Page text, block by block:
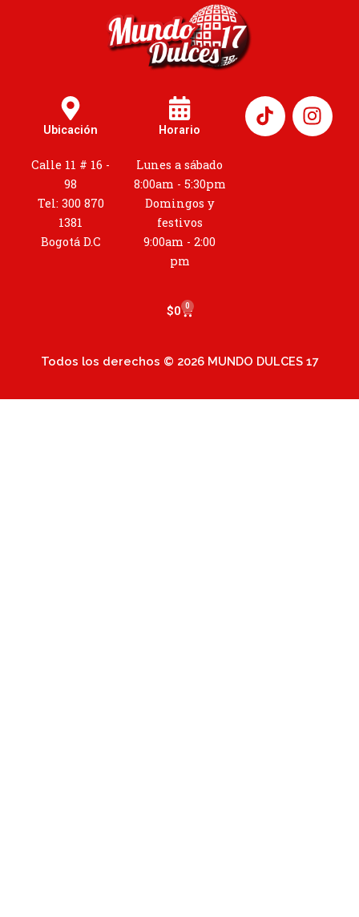
Ubicación
Calle 11 # 16 -
98
Tel: 300 870
1381
Bogotá D.C
Horario
Lunes a sábado
8:00am - 5:30pm
Domingos y
festivos
9:00am - 2:00
pm
I
n
s
$0 0
Cart
Todos los derechos © 2026 MUNDO DULCES 17